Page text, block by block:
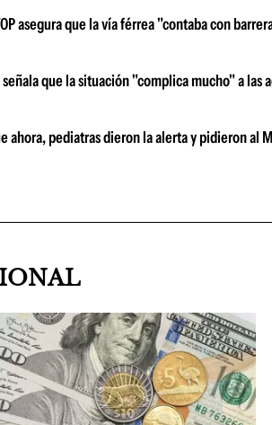
asegura que la vía férrea "contaba con
que la situación "complica mucho" a las
ahora, pediatras dieron la alerta y pidieron al